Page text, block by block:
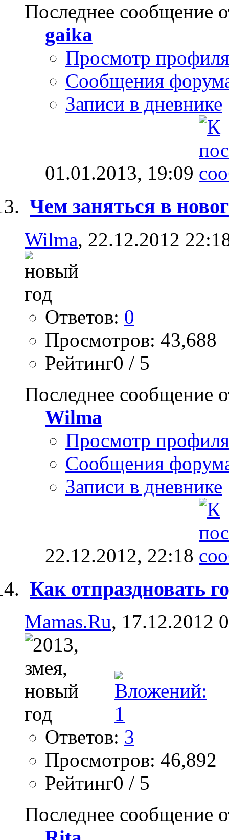
Последнее сообщение
gaika
Просмотр профиля
Сообщения
Записи в дневнике
01.01.2013, 19:09
Чем заняться в
Wilma, 22.12.2012
Ответов: 0
Просмотров: 43,688
Рейтинг0 / 5
Последнее сообщение
Wilma
Просмотр профиля
Сообщения
Записи в дневнике
22.12.2012, 22:18
Как отпраздновать
Mamas.Ru, 17.12.2012
Ответов: 3
Просмотров: 46,892
Рейтинг0 / 5
Последнее сообщение